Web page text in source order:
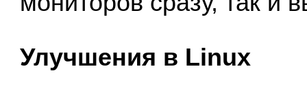
Улучшения в Linux